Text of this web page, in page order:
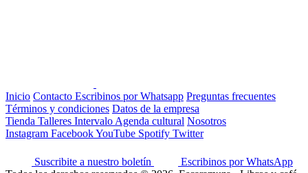
Inicio Contacto Escribinos por Whatsapp Preguntas frecuentes
Términos y condiciones Datos de la empresa
Tienda Talleres Intervalo Agenda cultural Nosotros
Instagram FacebookYouTube Spotify Twitter
Suscribite a nuestro boletín
Escribinos por WhatsApp